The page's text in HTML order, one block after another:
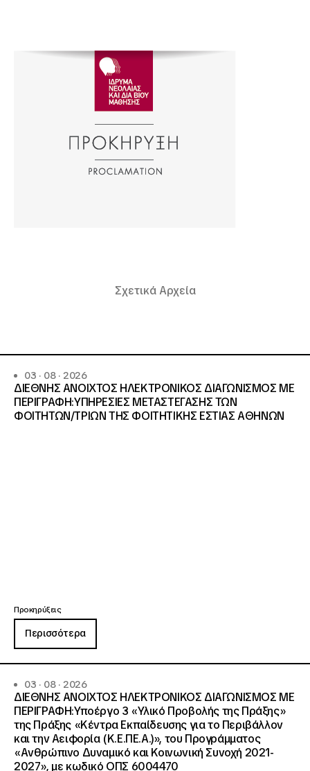
Σχετικά Αρχεία
03 · 08 · 2026
ΔΙΕΘΝΗΣ ΑΝΟΙΧΤΟΣ ΗΛΕΚΤΡΟΝΙΚΟΣ ΔΙΑΓΩΝΙΣΜΟΣ ΜΕ
ΠΕΡΙΓΡΑΦΗ:ΥΠΗΡΕΣΙΕΣ METAΣΤΕΓΑΣΗΣ ΤΩΝ
ΦΟΙΤΗΤΩΝ/ΤΡΙΩΝ ΤΗΣ ΦΟΙΤΗΤΙΚΗΣ ΕΣΤΙΑΣ ΑΘΗΝΩΝ
Προκηρύξεις
Περισσότερα
03 · 08 · 2026
ΔΙΕΘΝΗΣ ΑΝΟΙΧΤΟΣ ΗΛΕΚΤΡΟΝΙΚΟΣ ΔΙΑΓΩΝΙΣΜΟΣ ΜΕ
ΠΕΡΙΓΡΑΦΗ:Υποέργο 3 «Υλικό Προβολής της Πράξης»
της Πράξης «Κέντρα Εκπαίδευσης για το Περιβάλλον
και την Αειφορία (Κ.Ε.ΠΕ.Α.)», του Προγράμματος
«Ανθρώπινο Δυναμικό και Κοινωνική Συνοχή 2021-
2027», με κωδικό ΟΠΣ 6004470